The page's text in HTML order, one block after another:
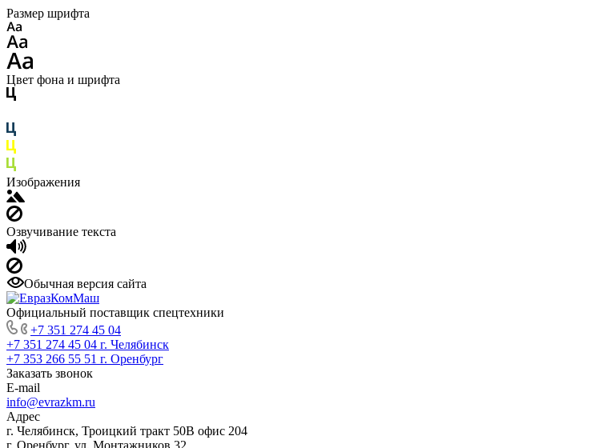
Размер шрифта
Цвет фона и шрифта
Изображения
Озвучивание текста
Обычная версия сайта
Официальный поставщик спецтехники
+7 351 274 45 04
+7 351 274 45 04 г. Челябинск
+7 353 266 55 51 г. Оренбург
Заказать звонок
E-mail
info@evrazkm.ru
Адрес
г. Челябинск, Троицкий тракт 50В офис 204
г. Оренбург, ул. Монтажников 32